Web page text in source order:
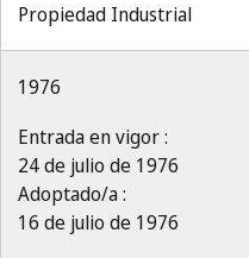
Propiedad Industrial
1976
Entrada en vigor :
24 de julio de 1976
Adoptado/a :
16 de julio de 1976